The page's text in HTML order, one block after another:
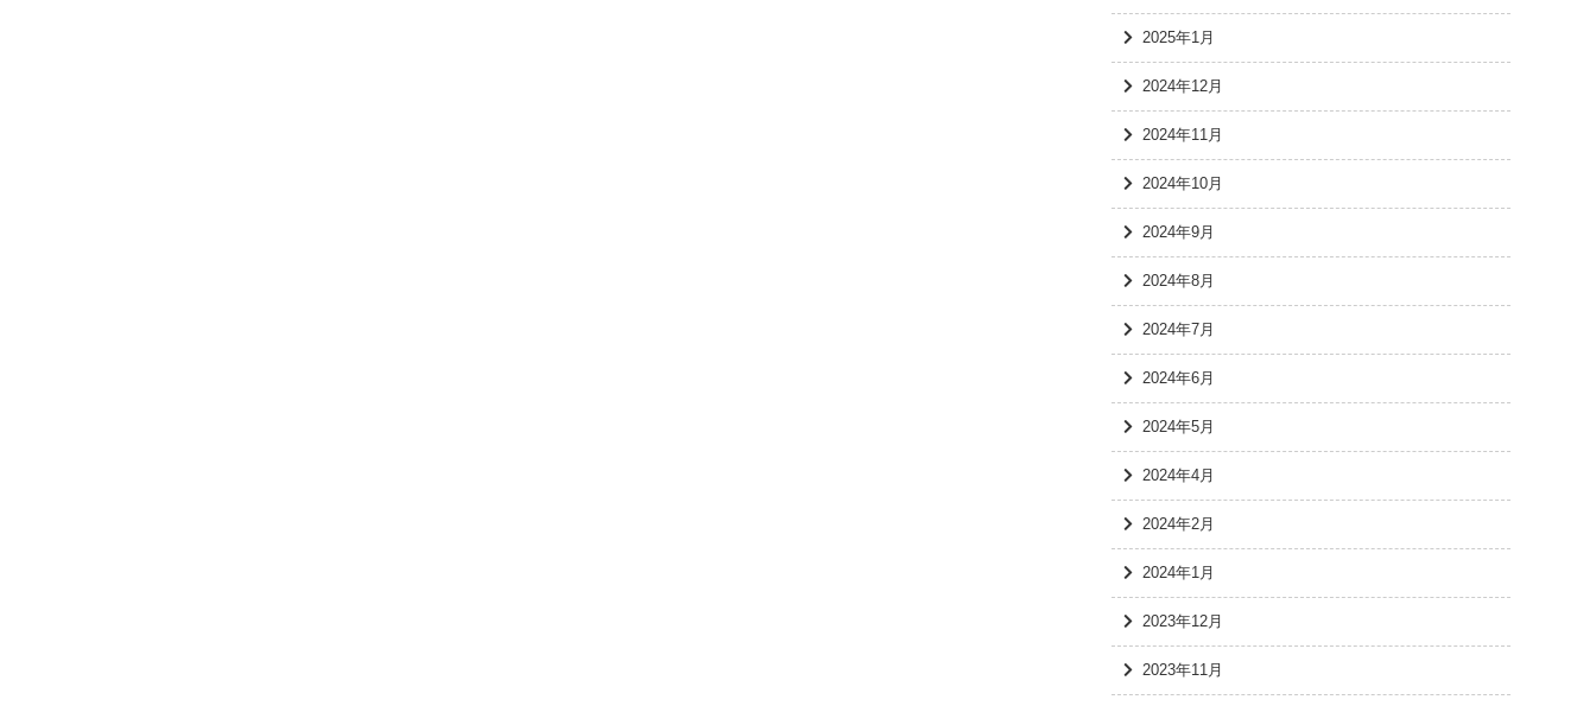
2025年1月
2024年12月
2024年11月
2024年10月
2024年9月
2024年8月
2024年7月
2024年6月
2024年5月
2024年4月
2024年2月
2024年1月
2023年12月
2023年11月